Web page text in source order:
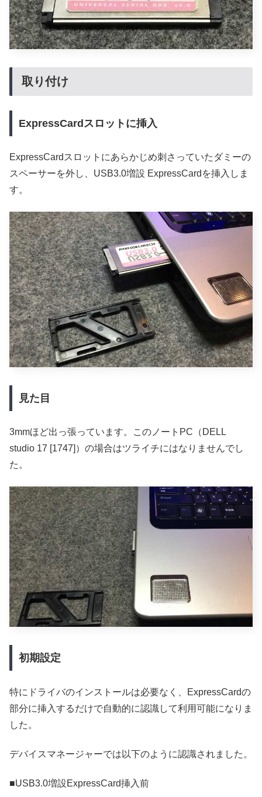
取り付け
ExpressCardスロットに挿入
ExpressCardスロットにあらかじめ刺さっていたダミーの
スペーサーを外し、USB3.0増設 ExpressCardを挿入しま
す。
見た目
3mmほど出っ張っています。このノートPC（DELL
studio 17 [1747]）の場合はツライチにはなりませんでし
た。
初期設定
特にドライバのインストールは必要なく、ExpressCardの
部分に挿入するだけで自動的に認識して利用可能になりま
した。
デバイスマネージャーでは以下のように認識されました。
■USB3.0増設ExpressCard挿入前